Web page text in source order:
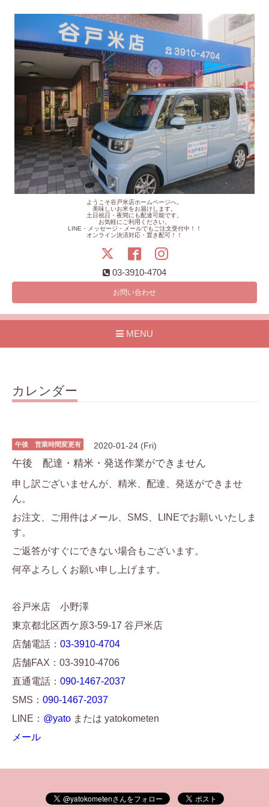
ようこそ谷戸米店ホームページへ。
美味しいお米をお届けします。
土日祝日・夜間にも配達可能です。
お気軽にご利用ください。
LINE・メッセージ・メールでもご注文受付中！！
オンライン決済対応・置き配可！！
03-3910-4704
お問い合わせ
MENU
カレンダー
午後 営業時間変更有 2020-01-24 (Fri)
午後 配達・精米・発送作業ができません
申し訳ございませんが、精米、配達、発送ができませ
ん。
お注文、ご用件はメール、SMS、LINEでお願いいたしま
す。
ご返答がすぐにできない場合もございます。
何卒よろしくお願い申し上げます。
谷戸米店 小野澤
東京都北区西ケ原3-59-17 谷戸米店
店舗電話： 03-3910-4704
店舗FAX：03-3910-4706
直通電話： 090-1467-2037
SMS： 090-1467-2037
LINE： @yato または yatokometen
メール